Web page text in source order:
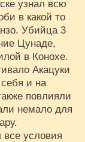
узнал всю
в какой то
Убийца 3
Цунаде,
в Конохе.
Акацуки
и на
повлияли
немало для
условия